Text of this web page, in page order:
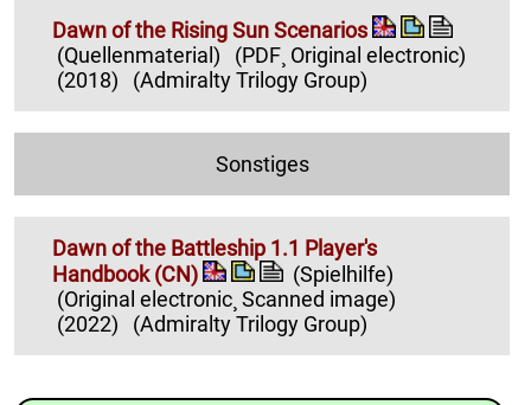
Dawn of the Rising Sun Scenarios
(Quellenmaterial)
(PDF¸ Original electronic)
(2018)
(Admiralty Trilogy Group)
Sonstiges
Dawn of the Battleship 1.1 Player's
Handbook (CN)
(Spielhilfe)
(Original electronic¸ Scanned image)
(2022)
(Admiralty Trilogy Group)